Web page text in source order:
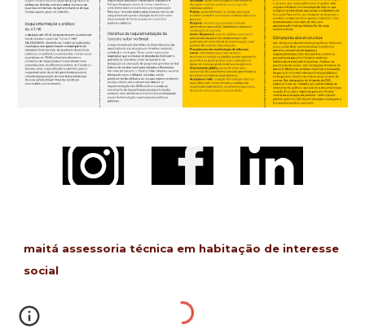
maitá assessoria técnica em habitação de interesse
social